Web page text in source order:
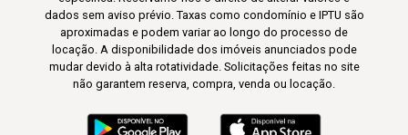
dados sem aviso prévio. Taxas como condomínio e IPTU são
aproximadas e podem variar ao longo do processo de
locação. A disponibilidade dos imóveis anunciados pode
mudar devido à alta rotatividade. Solicitações feitas no site
não garantem reserva, compra, venda ou locação.